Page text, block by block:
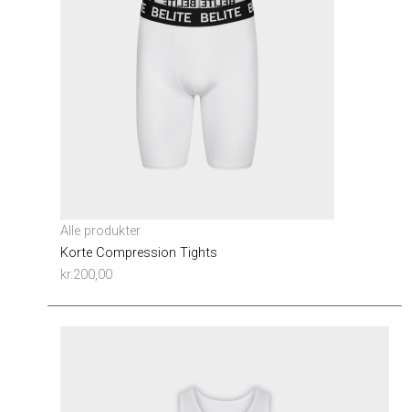
Alle produkter
Korte Compression Tights
kr.200,00